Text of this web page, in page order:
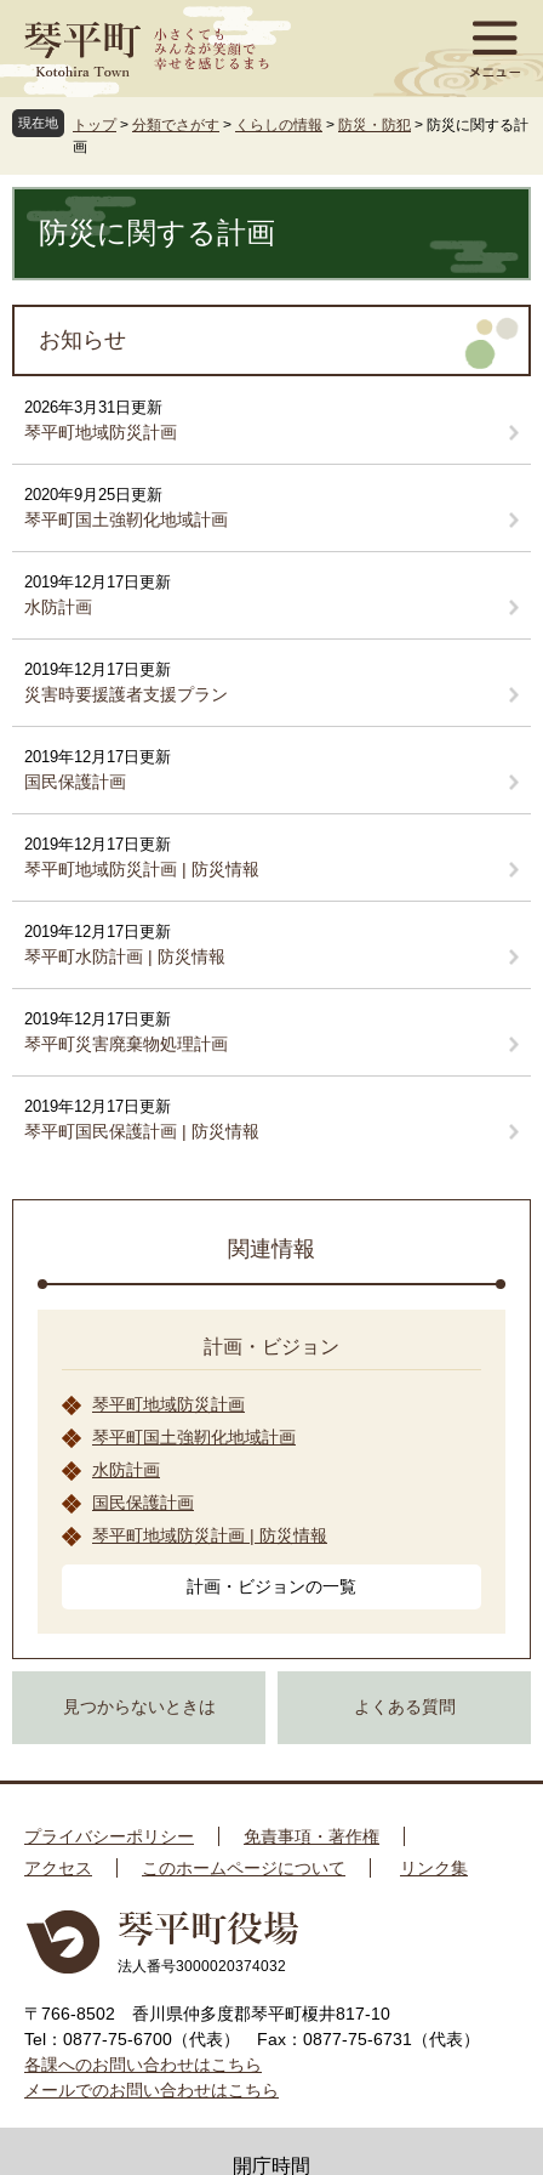
ジ
先
頭
す
ュ
を
飛
し
現在地 トップ > 分類でさがす > くらしの情報 > 防災・防犯 > 防災に関する計
画
文
防災に関する計画
お知らせ
2026年3月31日更新
琴平町地域防災計画
2020年9月25日更新
琴平町国土強靭化地域計画
2019年12月17日更新
水防計画
2019年12月17日更新
災害時要援護者支援プラン
2019年12月17日更新
国民保護計画
2019年12月17日更新
琴平町地域防災計画 | 防災情報
2019年12月17日更新
琴平町水防計画 | 防災情報
2019年12月17日更新
琴平町災害廃棄物処理計画
2019年12月17日更新
琴平町国民保護計画 | 防災情報
関連情報
計画・ビジョン
琴平町地域防災計画
琴平町国土強靭化地域計画
水防計画
国民保護計画
琴平町地域防災計画 | 防災情報
計画・ビジョンの一覧
見つからないときは よくある質問
プライバシーポリシー
免責事項・著作権
アクセス
このホームページについて リンク集
法人番号3000020374032
〒766-8502 香川県仲多度郡琴平町榎井817-10
Tel：0877-75-6700（代表）
Fax：0877-75-6731（代表）
各課へのお問い合わせはこちら
メールでのお問い合わせはこちら
開庁時間